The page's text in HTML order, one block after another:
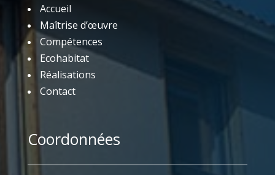
Accueil
Maîtrise d’œuvre
Compétences
Ecohabitat
Réalisations
Contact
Coordonnées